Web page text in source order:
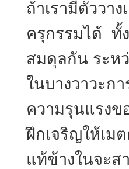
ถ้าเรามีตัววา
ครุกรรมได้ ทั้
สมดุลกัน ระห
ในบางวาวะก
ความรุนแรงข
ฝึกเจริญให้เ
แท้ข้างในจะส